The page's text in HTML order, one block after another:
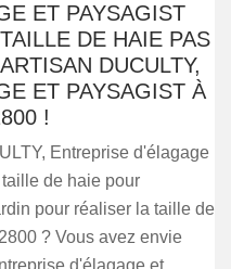
ET PAYSAGIST
DE HAIE PAS
DUCULTY,
ET PAYSAGIST À
!
Entreprise d'élagage
de haie pour
pour réaliser la taille de
? Vous avez envie
d'élagage et